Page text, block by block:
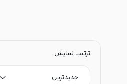
ترتیب نمایش
جدیدترین